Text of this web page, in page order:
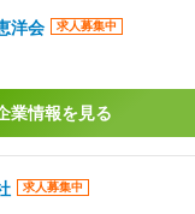
洋会 求人募集中
業情報を見る
求人募集中